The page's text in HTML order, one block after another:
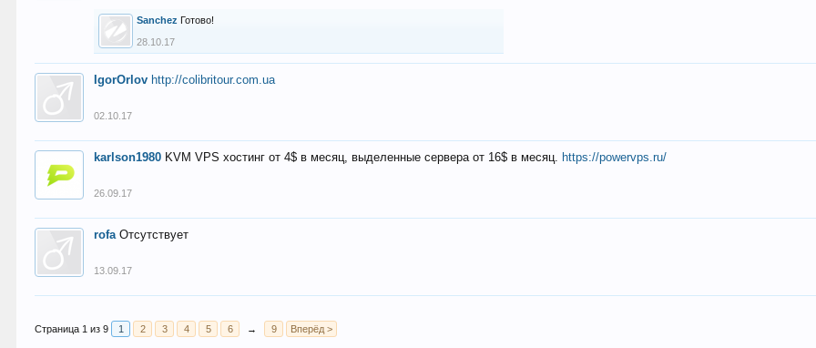
Sanchez Готово!
28.10.17
IgorOrlov http://colibritour.com.ua
02.10.17
karlson1980 KVM VPS хостинг от 4$ в месяц, выделенные сервера от 16$ в месяц. https://powervps.ru/
26.09.17
rofa Отсутствует
13.09.17
Страница 1 из 9 1 2 3 4 5 6 → 9 Вперёд >